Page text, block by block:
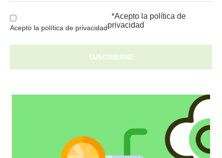
Acepto la política de privacidad
*Acepto la política de
privacidad